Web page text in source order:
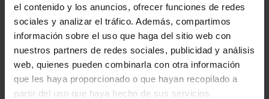
el contenido y los anuncios, ofrecer funciones de redes
sociales y analizar el tráfico. Además, compartimos
información sobre el uso que haga del sitio web con
nuestros partners de redes sociales, publicidad y análisis
web, quienes pueden combinarla con otra información
que les haya proporcionado o que hayan recopilado a
partir del uso que haya hecho de sus servicios.
periódicas que permiten prevenir posibles fallos que
pueden causar una parada operativa.
Alargar la vida útil de tus puertas, manteniendo sus
prestaciones originales y mejorando el retorno de la
inversión.